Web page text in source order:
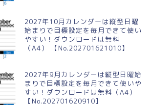
2027年10月カレンダーは縦型日曜
始まりで目標設定を毎月できて使い
やすい！ダウンロードは無料
（A4） 【No.202701621010】
2027年9月カレンダーは縦型日曜始
まりで目標設定を毎月できて使いや
すい！ダウンロードは無料（A4）
【No.202701620910】